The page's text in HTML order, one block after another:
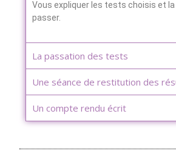
Vous expliquer les tests choisis et la
passer.
La passation des tests
Une séance de restitution des
Un compte rendu écrit